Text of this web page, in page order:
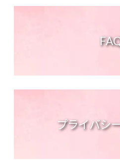
プライバシ